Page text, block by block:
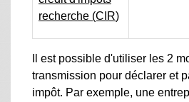
recherche (CIR)
Il est possible d'utiliser les 2
transmission pour déclarer et
impôt. Par exemple, une